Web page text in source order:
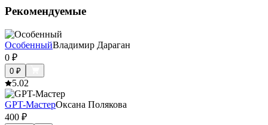
Рекомендуемые
ОсобенныйВладимир Дараган
0 ₽
0 ₽
5.02
GPT-МастерОксана Полякова
400 ₽